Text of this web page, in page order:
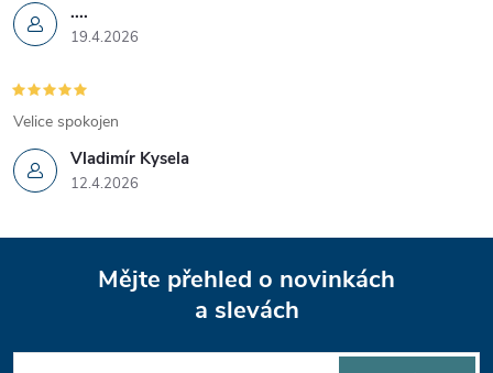
....
19.4.2026
Vladimír Kysela
12.4.2026
Velice spokojen
Mějte přehled o novinkách
a slevách